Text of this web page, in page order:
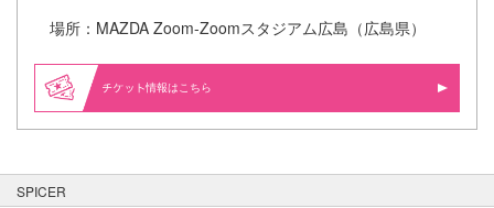
場所：MAZDA Zoom-Zoomスタジアム広島（広島県）
情報はこちら
SPICER